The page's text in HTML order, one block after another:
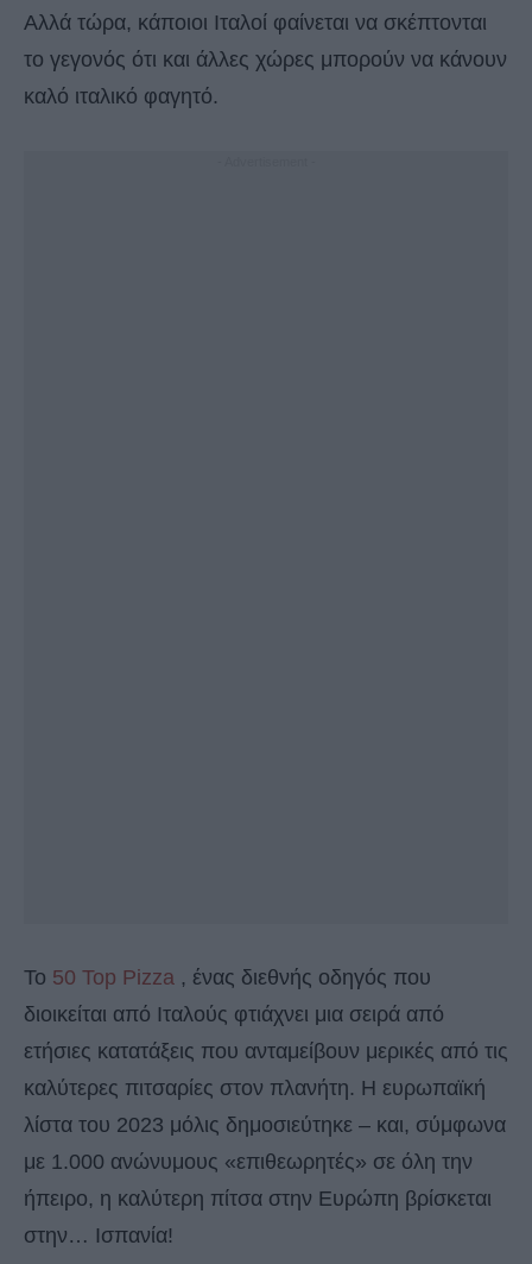
Αλλά τώρα, κάποιοι Ιταλοί φαίνεται να σκέπτονται
το γεγονός ότι και άλλες χώρες μπορούν να κάνουν
καλό ιταλικό φαγητό.
Το 50 Top Pizza , ένας διεθνής οδηγός που
διοικείται από Ιταλούς φτιάχνει μια σειρά από
ετήσιες κατατάξεις που ανταμείβουν μερικές από τις
καλύτερες πιτσαρίες στον πλανήτη. Η ευρωπαϊκή
λίστα του 2023 μόλις δημοσιεύτηκε – και, σύμφωνα
με 1.000 ανώνυμους «επιθεωρητές» σε όλη την
ήπειρο, η καλύτερη πίτσα στην Ευρώπη βρίσκεται
στην… Ισπανία!